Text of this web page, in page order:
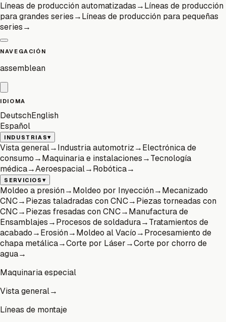
Líneas de producción automatizadas→Líneas de producción
para grandes series→Líneas de producción para pequeñas
series→
NAVEGACIÓN
assemblean
IDIOMA
DeutschEnglish
Español
INDUSTRIAS▾
Vista general→Industria automotriz→Electrónica de
consumo→Maquinaria e instalaciones→Tecnología
médica→Aeroespacial→Robótica→
SERVICIOS ▾
Moldeo a presión→Moldeo por Inyección→Mecanizado
CNC→Piezas taladradas con CNC→Piezas torneadas con
CNC→Piezas fresadas con CNC→Manufactura de
Ensamblajes→Procesos de soldadura→Tratamientos de
acabado→Erosión→Moldeo al Vacío→Procesamiento de
chapa metálica→Corte por Láser→Corte por chorro de
agua→
Maquinaria especial
Vista general→
Líneas de montaje